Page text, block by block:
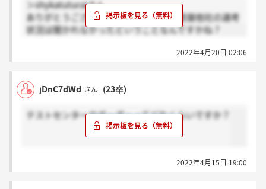
＞shykatuturaiさん
ありがとうございます！最終面接では直接他社の選考
状況は聞かれなかったということなんですかね？
2022年4月20日 02:06
jDnC7dWd さん (23卒)
テストセンターのボーダーってどれくらいですか？
2022年4月15日 19:00